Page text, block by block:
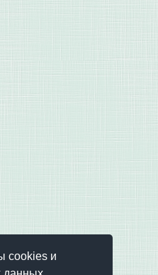
cookies и